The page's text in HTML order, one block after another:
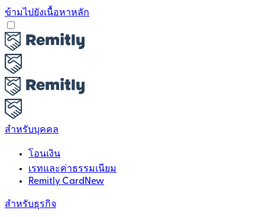
ข้ามไปยังเนื้อหาหลัก
สำหรับบุคคล
โอนเงิน
เรทและค่าธรรมเนียม
Remitly Card New
สำหรับธุรกิจ